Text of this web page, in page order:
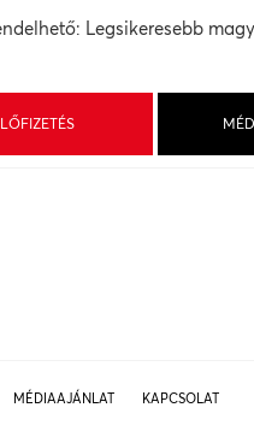
Legsikeresebb
MÉDIAAJÁNLAT KAPCSOLAT